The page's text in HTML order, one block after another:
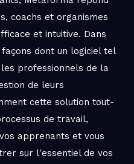
coachs et organismes
et intuitive. Dans
dont un logiciel tel
professionnels de la
de leurs
cette solution tout-
de travail,
apprenants et vous
sur l'essentiel de vos